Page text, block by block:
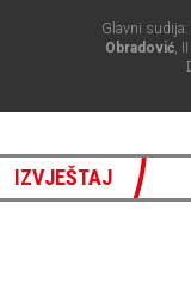
Glavni sudija:
Obradović,
IZVJEŠTAJ